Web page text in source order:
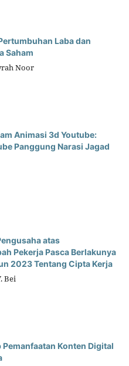
Laba dan
Saham
Noor
Animasi 3d Youtube:
Panggung Narasi Jagad
atas
Pekerja Pasca Berlakunya
2023 Tentang Cipta Kerja
Bei
Konten Digital